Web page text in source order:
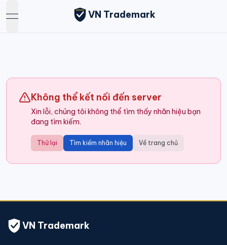
open navigation menu
VN Trademark
Không thể kết nối đến server
Xin lỗi, chúng tôi không thể tìm thấy nhãn hiệu bạn
đang tìm kiếm.
Thử lại Tìm kiếm nhãn hiệu Về trang chủ
VN Trademark